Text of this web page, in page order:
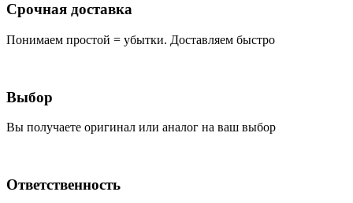
Срочная доставка
Понимаем простой = убытки. Доставляем быстро
Выбор
Вы получаете оригинал или аналог на ваш выбор
Ответственность